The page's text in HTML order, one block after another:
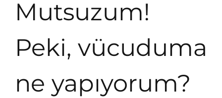
Mutsuzum!
Peki, vücuduma
ne yapıyorum?